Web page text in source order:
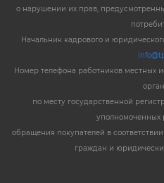
о нарушении их прав,
Начальник кадрового и
Номер телефона работников местных
по месту государственной
уполномоченных
обращения покупателей в
граждан и